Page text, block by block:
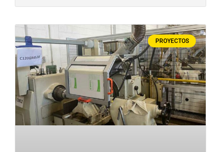
PROYECTOS